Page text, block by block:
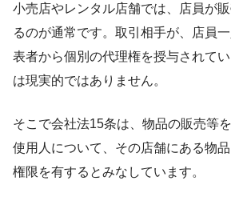
小売店やレンタル店舗では、店員が
るのが通常です。取引相手が、店員
表者から個別の代理権を授与されて
は現実的ではありません。
そこで会社法15条は、物品の販売等
使用人について、その店舗にある物
権限を有するとみなしています。